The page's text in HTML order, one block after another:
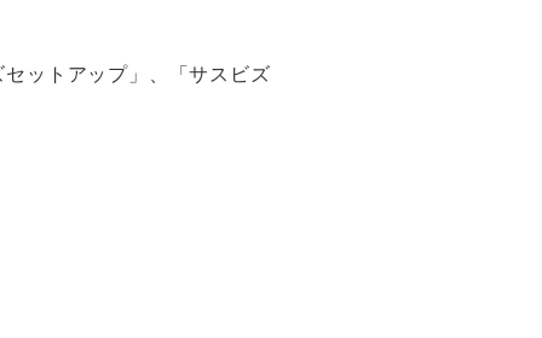
ットアップ」、「サスビズ